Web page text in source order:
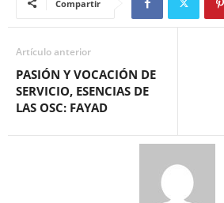
Compartir
Artículo anterior
PASIÓN Y VOCACIÓN DE
SERVICIO, ESENCIAS DE
LAS OSC: FAYAD